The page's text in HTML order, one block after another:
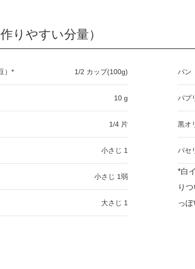
りやすい分量）
）* 1/2 カップ(100g)
10 g
1/4 片
小さじ 1
小さじ 1弱
大さじ 1
パン
パプ
黒オ
パセ
*白
り
っ